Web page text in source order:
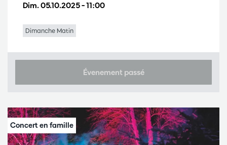
Dim. 05.10.2025– 11:00
Dimanche Matin
Évenement passé